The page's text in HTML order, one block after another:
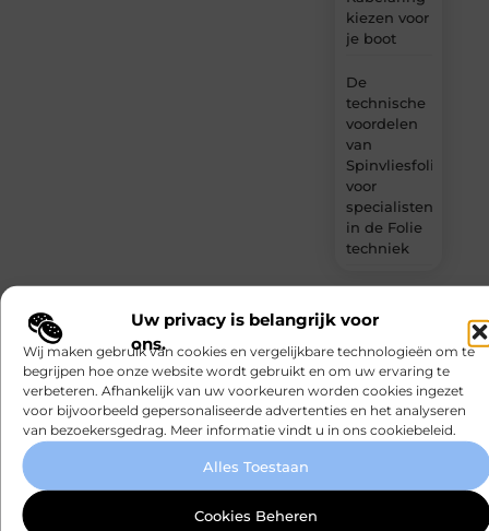
Uw privacy is belangrijk voor
ons.
Wij maken gebruik van cookies en vergelijkbare technologieën om te
begrijpen hoe onze website wordt gebruikt en om uw ervaring te
verbeteren. Afhankelijk van uw voorkeuren worden cookies ingezet
voor bijvoorbeeld gepersonaliseerde advertenties en het analyseren
van bezoekersgedrag. Meer informatie vindt u in ons cookiebeleid.
Alles Toestaan
Cookies Beheren
kiezen voor
je boot
De
technische
voordelen
van
Spinvliesfolie
voor
specialisten
in de Folie
techniek
Gerelateerde artikelendie u mogelijk
interesseren